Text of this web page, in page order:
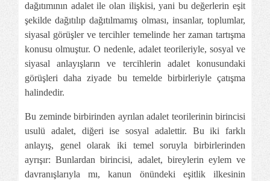
dağıtımının adalet ile olan ilişkisi, yani bu değerlerin eşit
şekilde dağıtılıp dağıtılmamış olması, insanlar, toplumlar,
siyasal görüşler ve tercihler temelinde her zaman tartışma
konusu olmuştur. O nedenle, adalet teorileriyle, sosyal ve
siyasal anlayışların ve tercihlerin adalet konusundaki
görüşleri daha ziyade bu temelde birbirleriyle çatışma
halindedir.
Bu zeminde birbirinden ayrılan adalet teorilerinin birincisi
usulü adalet, diğeri ise sosyal adalettir. Bu iki farklı
anlayış, genel olarak iki temel soruyla birbirlerinden
ayrışır: Bunlardan birincisi, adalet, bireylerin eylem ve
davranışlarıyla mı, kanun önündeki eşitlik ilkesinin